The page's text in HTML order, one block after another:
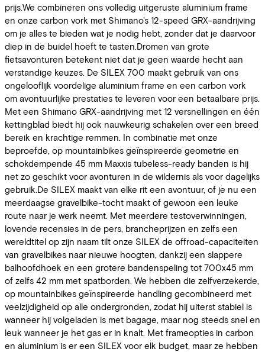
prijs.We combineren ons volledig uitgeruste aluminium frame
en onze carbon vork met Shimano's 12-speed GRX-aandrijving
om je alles te bieden wat je nodig hebt, zonder dat je daarvoor
diep in de buidel hoeft te tasten.Dromen van grote
fietsavonturen betekent niet dat je geen waarde hecht aan
verstandige keuzes. De SILEX 700 maakt gebruik van ons
ongelooflijk voordelige aluminium frame en een carbon vork
om avontuurlijke prestaties te leveren voor een betaalbare prijs.
Met een Shimano GRX-aandrijving met 12 versnellingen en één
kettingblad biedt hij ook nauwkeurig schakelen over een breed
bereik en krachtige remmen. In combinatie met onze
beproefde, op mountainbikes geïnspireerde geometrie en
schokdempende 45 mm Maxxis tubeless-ready banden is hij
net zo geschikt voor avonturen in de wildernis als voor dagelijks
gebruik.De SILEX maakt van elke rit een avontuur, of je nu een
meerdaagse gravelbike-tocht maakt of gewoon een leuke
route naar je werk neemt. Met meerdere testoverwinningen,
lovende recensies in de pers, brancheprijzen en zelfs een
wereldtitel op zijn naam tilt onze SILEX de offroad-capaciteiten
van gravelbikes naar nieuwe hoogten, dankzij een slappere
balhoofdhoek en een grotere bandenspeling tot 700x45 mm
of zelfs 42 mm met spatborden. We hebben die zelfverzekerde,
op mountainbikes geïnspireerde handling gecombineerd met
veelzijdigheid op alle ondergronden, zodat hij uiterst stabiel is
wanneer hij volgeladen is met bagage, maar nog steeds snel en
leuk wanneer je het gas er in knalt. Met frameopties in carbon
en aluminium is er een SILEX voor elk budget, maar ze hebben